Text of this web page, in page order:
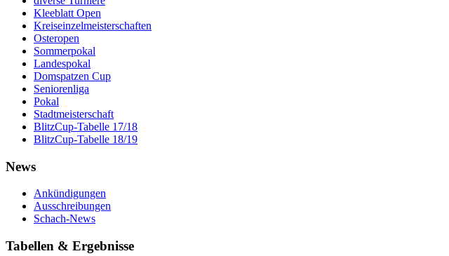
Kleeblatt Open
Kreiseinzelmeisterschaften
Osteropen
Sommerpokal
Landespokal
Domspatzen Cup
Seniorenliga
Pokal
Stadtmeisterschaft
BlitzCup-Tabelle 17/18
BlitzCup-Tabelle 18/19
News
Ankündigungen
Ausschreibungen
Schach-News
Tabellen & Ergebnisse